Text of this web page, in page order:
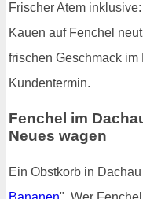
Frischer Atem
Kauen auf Fenchel
frischen Geschmack im
Kundentermin.
Fenchel im
Neues wagen
Ein Obstkorb in